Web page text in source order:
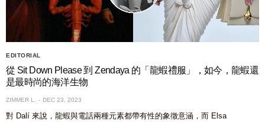
EDITORIAL
從 Sit Down Please 到 Zendaya 的「龍蝦禮服」，如今，龍蝦還
是最時尚的海洋生物
ZIMMER L. DEC 23, 2023
對 Dalí 來說，龍蝦與電話兩種元素都帶有性的象徵意涵，而 Elsa